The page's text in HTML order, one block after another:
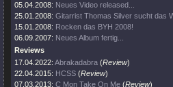
05.04.2008: Neues Video released...
25.01.2008: Gitarrist Thomas Silver sucht das
15.01.2008: Rocken das BYH 2008!
06.09.2007: Neues Album fertig...
Reviews
17.04.2022: Abrakadabra (Review)
22.04.2015: HCSS (Review)
07.03.2013: C Mon Take On Me (Review)